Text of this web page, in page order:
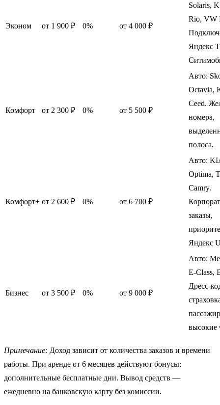
Эконом от 1 900 ₽ 0% от 4 000 ₽
Solaris,
Rio, VW
Яндекс
Комфорт от 2 300 ₽ 0% от 5 500 ₽
Авто:
Octavia,
Ceed.
номера,
полоса.
Комфорт+ от 2 600 ₽ 0% от 6 700 ₽
Авто:
Optima,
Camry.
заказы,
Яндекс
Бизнес от 3 500 ₽ 0% от 9 000 ₽
Авто:
E-Class,
Дресс-
высокие
Примечание: Доход зависит от количества заказов и времени
работы. При аренде от 6 месяцев действуют бонусы:
дополнительные бесплатные дни. Вывод средств —
ежедневно на банковскую карту без комиссии.